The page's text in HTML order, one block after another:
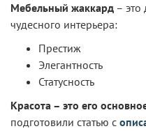
Мебельный жаккард – это
чудесного интерьера:
Престиж
Элегантность
Статусность
Красота – это его
подготовили статью с